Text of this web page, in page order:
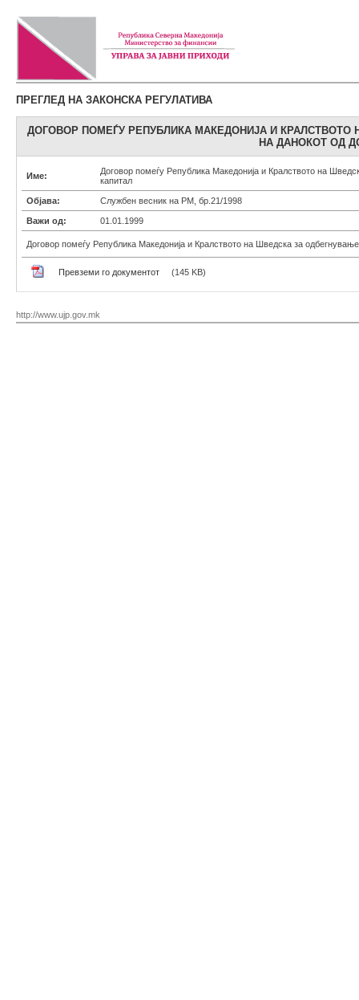
ПРЕГЛЕД НА ЗАКОНСКА РЕГУЛАТИВА
ДОГОВОР ПОМЕЃУ РЕПУБЛИКА МАКЕДОНИЈА И
НА ДАНОКОТ ОД
Име:
Договор помеѓу Република Македонија и Кралството на
капитал
Објава: Службен весник на РМ, бр.21/1998
Важи од: 01.01.1999
Договор помеѓу Република Македонија и Кралството на Шведска за
Превземи го документот (145 KB)
http://www.ujp.gov.mk